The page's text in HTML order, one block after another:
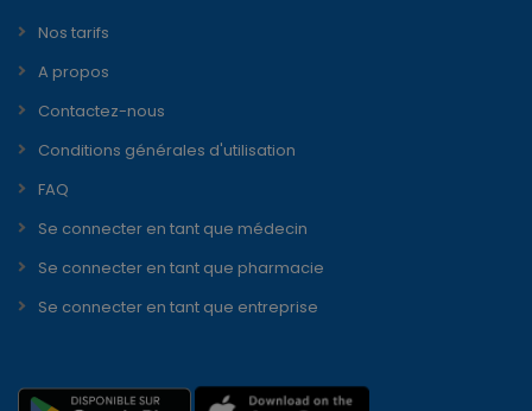
Nos tarifs
A propos
Contactez-nous
Conditions générales d'utilisation
FAQ
Se connecter en tant que médecin
Se connecter en tant que pharmacie
Se connecter en tant que entreprise